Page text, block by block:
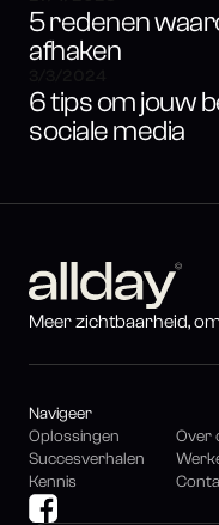
5 redenen
afhaken
6 tips om jouw
sociale media
Meer zichtbaarheid,
Navigeer
Oplossingen
Succesverhalen
Kennis
Over